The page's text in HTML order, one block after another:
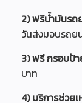
2) ฟรีน้ำมันร
วันส่งมอบรถย
3) ฟรี กรอบป้า
บาท
4) บริการช่วย